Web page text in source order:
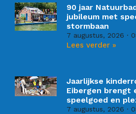
90 jaar
jubileum met
stormbaan
7 augustus, 2026
Lees verder »
Jaarlijkse
Eibergen brengt
speelgoed en
7 augustus, 2026